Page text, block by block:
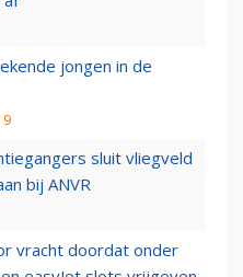
jongen in de
sluit vliegveld
bij ANVR
vracht doordat onder